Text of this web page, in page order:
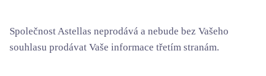
Společnost Astellas neprodává a nebude bez Vašeho
souhlasu prodávat Vaše informace třetím stranám.